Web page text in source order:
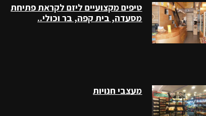
טיפים מקצועיים ליזם לקראת פתיחת
מסעדה, בית קפה, בר וכולי..
מעצבי חנויות